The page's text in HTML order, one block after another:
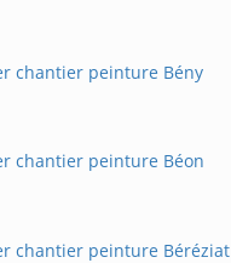
chantier peinture Bény
chantier peinture Béon
chantier peinture Béréziat